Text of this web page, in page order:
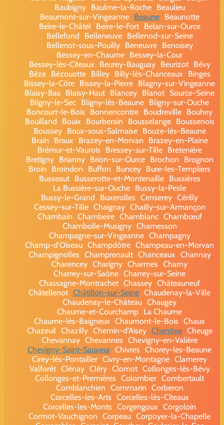
Baubigny
Baulme-la-Roche
Beaulieu
Beaumont-sur-Vingeanne
Beaune
Beaunotte
Beire-le-Châtel
Beire-le-Fort
Belan-sur-Ource
Bellefond
Belleneuve
Bellenod-sur-Seine
Bellenot-sous-Pouilly
Beneuvre
Benoisey
Bessey-en-Chaume Bessey-la-Cour
Bessey-lès-Cîteaux
Beurey-Bauguay Beurizot
Bévy
Bèze
Bézouotte Billey Billy-lès-Chanceaux
Binges
Bissey-la-Côte Bissey-la-Pierre Blagny-sur-Vingeanne
Blaisy-Bas
Blaisy-Haut Blancey Blanot Source-Seine
Bligny-le-Sec Bligny-lès-Beaune Bligny-sur-Ouche
Boncourt-le-Bois
Bonnencontre Boudreville Bouhey
Bouilland
Bouix Bourberain Bousselange
Boussenois
Boussey
Boux-sous-Salmaise
Bouze-lès-Beaune
Brain
Braux Brazey-en-Morvan
Brazey-en-Plaine
Brémur-et-Vaurois
Bressey-sur-Tille
Bretenière
Bretigny
Brianny Brion-sur-Ource Brochon
Brognon
Broin
Broindon Buffon Buncey Bure-les-Templiers
Busseaut
Busserotte-et-Montenaille
Bussières
La Bussière-sur-Ouche Bussy-la-Pesle
Bussy-le-Grand
Buxerolles Censerey Cérilly
Cessey-sur-Tille Chaignay Chailly-sur-Armançon
Chambain Chambeire Chamblanc Chambœuf
Chambolle-Musigny Chamesson
Champagne-sur-Vingeanne Champagny
Champ-d'Oiseau Champdôtre Champeau-en-Morvan
Champignolles Champrenault Chanceaux Channay
Charencey Charigny Charmes Charny
Charrey-sur-Saône Charrey-sur-Seine
Chassagne-Montrachet Chassey Châteauneuf
Châtellenot Châtillon-sur-Seine Chaudenay-la-Ville
Chaudenay-le-Château Chaugey
Chaume-et-Courchamp La Chaume
Chaume-lès-Baigneux Chaumont-le-Bois Chaux
Chazeuil Chazilly Chemin-d'Aisey Chenôve Cheuge
Chevannay Chevannes Chevigny-en-Valière
Chevigny-Saint-Sauveur Chivres Chorey-les-Beaune
Cirey-lès-Pontailler Civry-en-Montagne Clamerey
Valforêt Clénay Cléry Clomot Collonges-lès-Bévy
Collonges-et-Premières Colombier Combertault
Comblanchien Commarin Corberon
Corcelles-les-Arts Corcelles-lès-Cîteaux
Corcelles-les-Monts Corgengoux Corgoloin
Cormot-Vauchignon Corpeau Corpoyer-la-Chapelle